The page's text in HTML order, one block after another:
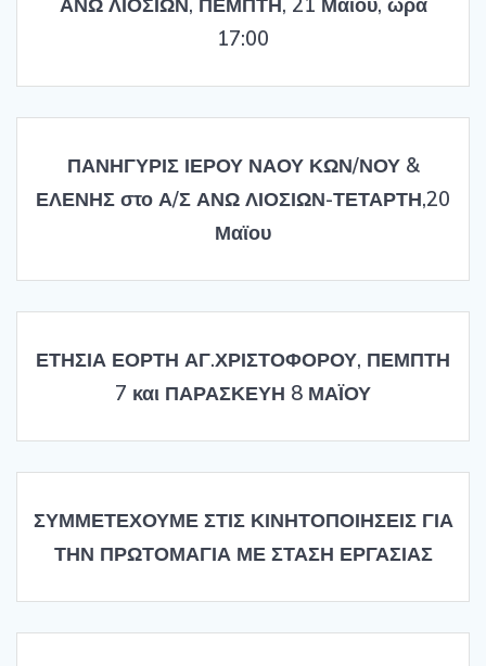
17:00
ΠΑΝΗΓΥΡΙΣ ΙΕΡΟΥ ΝΑΟΥ ΚΩΝ/ΝΟΥ &
ΕΛΕΝΗΣ στο Α/Σ ΑΝΩ ΛΙΟΣΙΩΝ-ΤΕΤΑΡΤΗ,20
Μαϊου
ΕΤΗΣΙΑ ΕΟΡΤΗ ΑΓ.ΧΡΙΣΤΟΦΟΡΟΥ, ΠΕΜΠΤΗ
7 και ΠΑΡΑΣΚΕΥΗ 8 ΜΑΪΟΥ
ΣΥΜΜΕΤΕΧΟΥΜΕ ΣΤΙΣ ΚΙΝΗΤΟΠΟΙΗΣΕΙΣ ΓΙΑ
ΤΗΝ ΠΡΩΤΟΜΑΓΙΑ ΜΕ ΣΤΑΣΗ ΕΡΓΑΣΙΑΣ